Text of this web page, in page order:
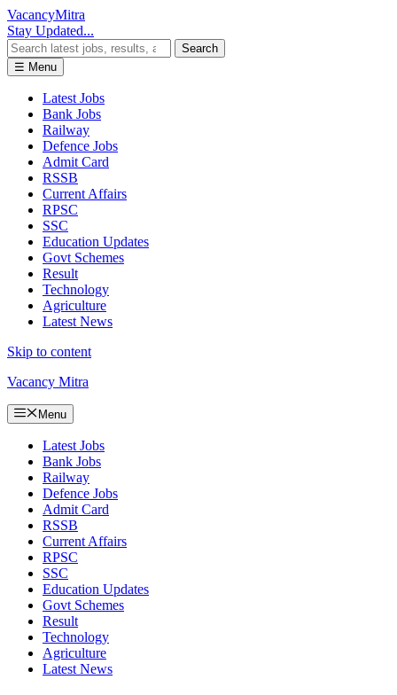
VacancyMitra
Stay Updated...
Search
☰ Menu
Latest Jobs
Bank Jobs
Railway
Defence Jobs
Admit Card
RSSB
Current Affairs
RPSC
SSC
Education Updates
Govt Schemes
Result
Technology
Agriculture
Latest News
Skip to content
Vacancy Mitra
Menu
Latest Jobs
Bank Jobs
Railway
Defence Jobs
Admit Card
RSSB
Current Affairs
RPSC
SSC
Education Updates
Govt Schemes
Result
Technology
Agriculture
Latest News